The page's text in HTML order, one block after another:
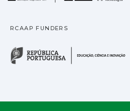
RCAAP FUNDERS